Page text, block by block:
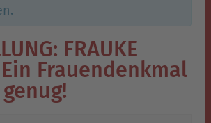
FRAUKE
Ein Frauendenkmal